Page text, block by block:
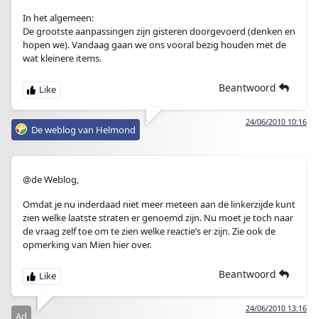
In het algemeen:
De grootste aanpassingen zijn gisteren doorgevoerd (denken en
hopen we). Vandaag gaan we ons vooral bezig houden met de
wat kleinere items.
Beantwoord
24/06/2010 10:16
De weblog van Helmond
@de Weblog,
Omdat je nu inderdaad niet meer meteen aan de linkerzijde kunt
zien welke laatste straten er genoemd zijn. Nu moet je toch naar
de vraag zelf toe om te zien welke reactie’s er zijn. Zie ook de
opmerking van Mien hier over.
Beantwoord
24/06/2010 13:16
Ad